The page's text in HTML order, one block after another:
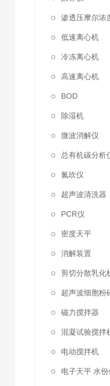
渗透压摩尔浓
低速离心机
冷冻离心机
高速离心机
BOD
除湿机
微波消解仪
总有机碳分析
氮吹仪
超声波清洗器
PCR仪
密度天平
消解装置
剪切分散乳化
超声波细胞粉
磁力搅拌器
混凝试验搅拌
电动搅拌机
电子天平 水份